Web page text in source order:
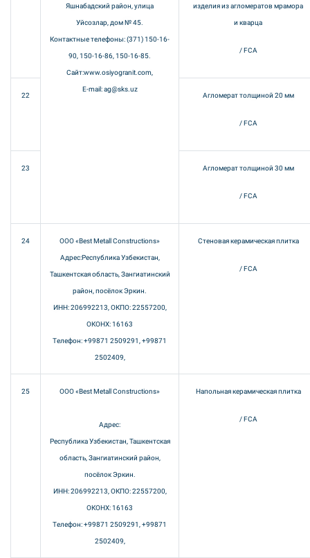
Яшнабадский район, улица
Уйсозлар, дом № 45.
Контактные телефоны: (371) 150-16-
90, 150-16-86, 150-16-85.
Сайт:www.osiyogranit.com,
E-mail: ag@sks.uz
изделия из агломератов мрамора
и кварца
/ FCA
22 Агломерат толщиной 20 мм
/ FCA
23 Агломерат толщиной 30 мм
/ FCA
24 ООО «Best Metall Constructions»
Адрес:Республика Узбекистан,
Ташкентская область, Зангиатинский
район, посёлок Эркин.
ИНН: 206992213, ОКПО: 22557200,
ОКОНХ: 16163
Телефон: +99871 2509291, +99871
2502409,
Стеновая керамическая плитка
/ FCA
25 ООО «Best Metall Constructions»
Адрес:
Республика Узбекистан, Ташкентская
область, Зангиатинский район,
посёлок Эркин.
ИНН: 206992213, ОКПО: 22557200,
ОКОНХ: 16163
Телефон: +99871 2509291, +99871
2502409,
Напольная керамическая плитка
/ FCA